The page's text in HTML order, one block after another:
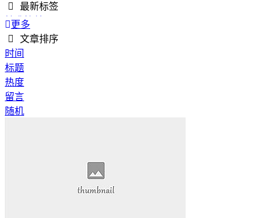
最新标签
精准接单
接单网
安全下单
成绩改进
学历提升
提升竞争力
代刷网站
更多
文章排序
时间
标题
热度
留言
随机